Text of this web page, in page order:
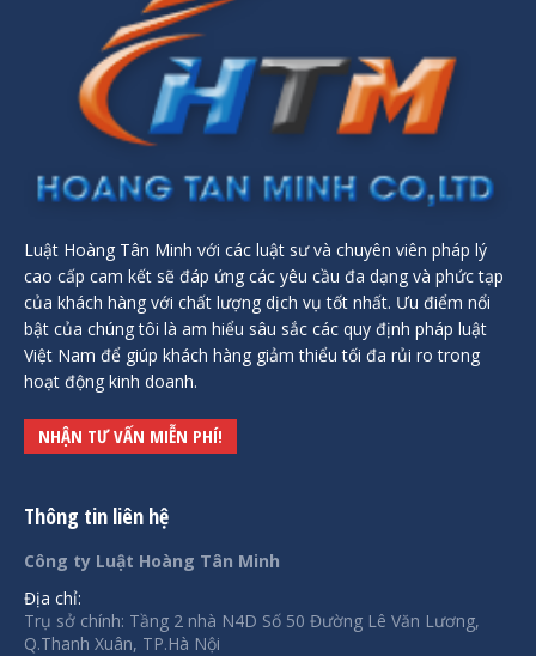
Luật Hoàng Tân Minh với các luật sư và chuyên viên pháp lý
cao cấp cam kết sẽ đáp ứng các yêu cầu đa dạng và phức tạp
của khách hàng với chất lượng dịch vụ tốt nhất. Ưu điểm nổi
bật của chúng tôi là am hiểu sâu sắc các quy định pháp luật
Việt Nam để giúp khách hàng giảm thiểu tối đa rủi ro trong
hoạt động kinh doanh.
NHẬN TƯ VẤN MIỄN PHÍ!
Thông tin liên hệ
Công ty Luật Hoàng Tân Minh
Địa chỉ:
Trụ sở chính: Tầng 2 nhà N4D Số 50 Đường Lê Văn Lương,
Q.Thanh Xuân, TP.Hà Nội